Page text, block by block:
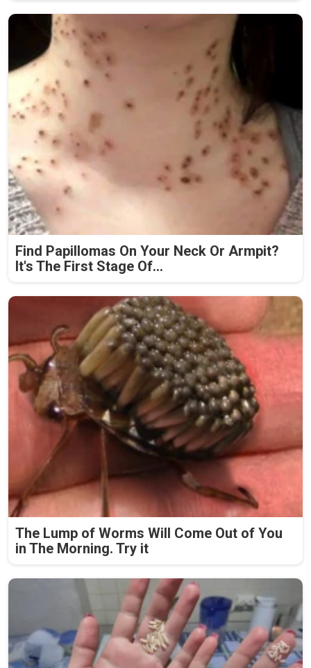
Find Papillomas On Your Neck Or Armpit?
It's The First Stage Of...
The Lump of Worms Will Come Out of You
in The Morning. Try it